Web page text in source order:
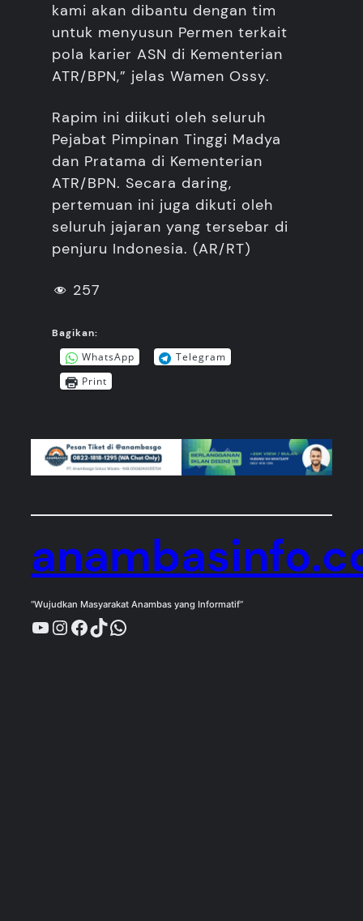
kami akan dibantu dengan tim
untuk menyusun Permen terkait
pola karier ASN di Kementerian
ATR/BPN,” jelas Wamen Ossy.
Rapim ini diikuti oleh seluruh
Pejabat Pimpinan Tinggi Madya
dan Pratama di Kementerian
ATR/BPN. Secara daring,
pertemuan ini juga dikuti oleh
seluruh jajaran yang tersebar di
penjuru Indonesia. (AR/RT)
257
Bagikan:
WhatsApp
Telegram
Print
“Wujudkan Masyarakat Anambas yang Informatif”
YouTube
Instagram
Facebook
TikTok
WhatsApp